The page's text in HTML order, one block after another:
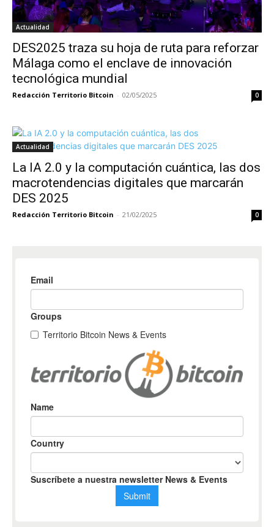
Actualidad
DES2025 traza su hoja de ruta para reforzar
Málaga como el enclave de innovación
tecnológica mundial
Redacción Territorio Bitcoin - 02/05/2025 0
Actualidad
La IA 2.0 y la computación cuántica, las dos
macrotendencias digitales que marcarán
DES 2025
Redacción Territorio Bitcoin - 21/02/2025 0